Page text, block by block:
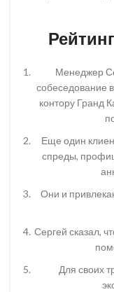
Менеджер
собеседование
контору Гранд
Еще один
спреды,
Они и
Сергей сказал,
Для своих